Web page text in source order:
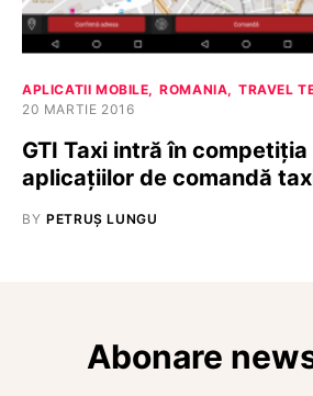
APLICATII MOBILE ROMANIA
TRAVEL
20 MARTIE 2016
GTI Taxi intră în
aplicațiilor de comandă
BY PETRUȘ LUNGU
Abonare